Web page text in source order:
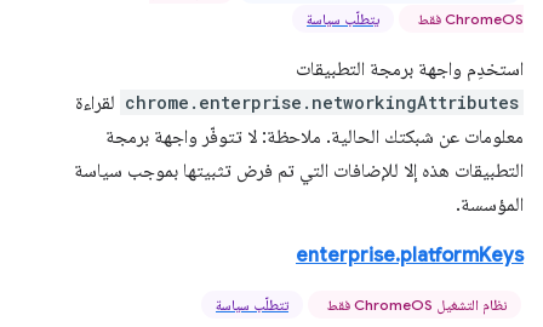
ChromeOS فقط
يتطلّب سياسة
استخدِم واجهة برمجة التطبيقات
chrome.enterprise.networkingAttributes لقراءة
معلومات عن شبكتك الحالية. ملاحظة: لا تتوفّر واجهة برمجة
التطبيقات هذه إلا للإضافات التي تم فرض تثبيتها بموجب سياسة
المؤسسة.
enterprise.platformKeys
نظام التشغيل ChromeOS فقط تتطلّب سياسة